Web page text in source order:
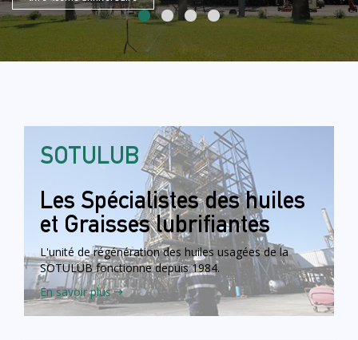
SOTULUB
Les Spécialistes des huiles
et Graisses lubrifiantes
L'unité de régénération des huiles usagées de la
SOTULUB fonctionne depuis1984.
En savoir plus